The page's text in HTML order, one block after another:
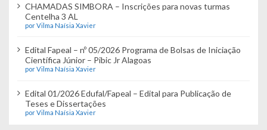
CHAMADAS SIMBORA – Inscrições para novas turmas
Centelha 3 AL
por Vilma Naísia Xavier
Edital Fapeal – nº 05/2026 Programa de Bolsas de Iniciação
Científica Júnior – Pibic Jr Alagoas
por Vilma Naísia Xavier
Edital 01/2026 Edufal/Fapeal – Edital para Publicação de
Teses e Dissertações
por Vilma Naísia Xavier